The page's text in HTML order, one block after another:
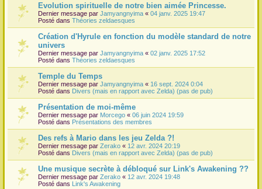
Evolution spirituelle de notre bien aimée Princesse.
Dernier message par Jamyangnyima « 04 janv. 2025 19:47
Posté dans Théories zeldaesques
Création d'Hyrule en fonction du modèle standard de notre
univers
Dernier message par Jamyangnyima « 02 janv. 2025 17:52
Posté dans Théories zeldaesques
Temple du Temps
Dernier message par Jamyangnyima « 16 sept. 2024 0:04
Posté dans Divers (mais en rapport avec Zelda) (pas de pub)
Présentation de moi-même
Dernier message par Morcego « 06 juin 2024 19:59
Posté dans Présentations des membres
Des refs à Mario dans les jeu Zelda ?!
Dernier message par Zerako « 12 avr. 2024 20:19
Posté dans Divers (mais en rapport avec Zelda) (pas de pub)
Une musique secrète à débloqué sur Link's Awakening ??
Dernier message par Zerako « 12 avr. 2024 19:48
Posté dans Link's Awakening